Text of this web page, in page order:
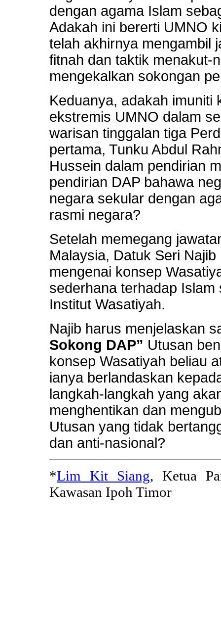
dengan agama Islam
Adakah ini bererti UMNO
telah akhirnya mengambil
fitnah dan taktik menakut-
mengekalkan sokongan
Keduanya, adakah imuniti
ekstremis UMNO dalam
warisan tinggalan tiga
pertama, Tunku Abdul
Hussein dalam pendirian
pendirian DAP bahawa
negara sekular dengan
rasmi negara?
Setelah memegang
Malaysia, Datuk Seri
mengenai konsep
sederhana terhadap
Institut Wasatiyah.
Najib harus menjelaskan
Sokong DAP” Utusan
konsep Wasatiyah beliau
ianya berlandaskan
langkah-langkah yang
menghentikan dan
Utusan yang tidak
dan anti-nasional?
*Lim Kit Siang, Ketua
Kawasan Ipoh Timor